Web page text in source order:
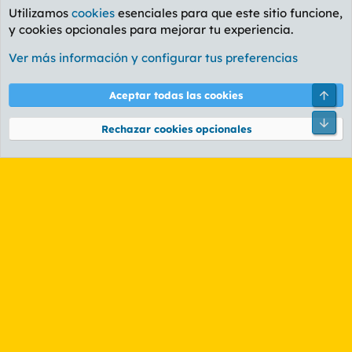
Foro Informática y Videojuegos
Cookies
PL OLDSTYLE AMARILLO
Términos y reglas Política de privacidad Ayuda
Community platform by XenForo® © 2010-2026 XenForo Ltd.
Utilizamos cookies esenciales para que este sitio funcione,
y cookies opcionales para mejorar tu experiencia.
Ver más información y configurar tus preferencias
Aceptar todas las cookies
Rechazar cookies opcionales
Pie